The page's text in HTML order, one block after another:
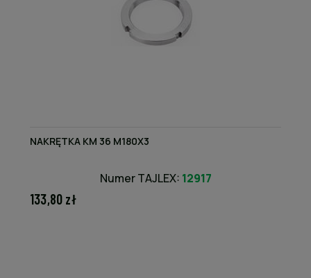
NAKRĘTKA KM 36 M180X3
Numer TAJLEX: 12917
133,80 zł